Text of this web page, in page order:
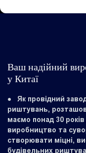
Ваш надійний
у Китаї
●
Як провідний
риштувань,
маємо понад 30 років
виробництво та
створювати міцні,
будівельних